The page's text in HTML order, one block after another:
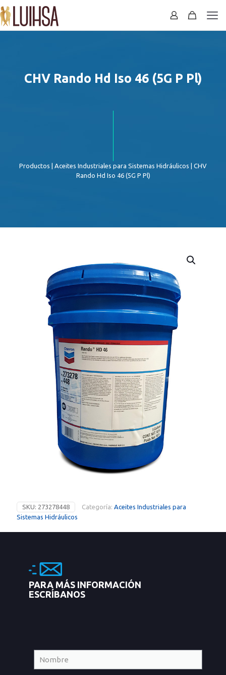
CHV Rando Hd Iso 46 (5G P Pl)
Productos Aceites Industriales para Sistemas Hidráulicos | CHV
Rando Hd Iso 46 (5G P Pl)
SKU: 273278448 Categoría: Aceites Industriales para
Sistemas Hidráulicos
PARA MÁS INFORMACIÓN
ESCRÍBANOS